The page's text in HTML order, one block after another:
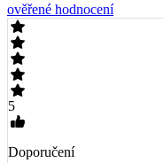
ověřené hodnocení
5
Doporučení